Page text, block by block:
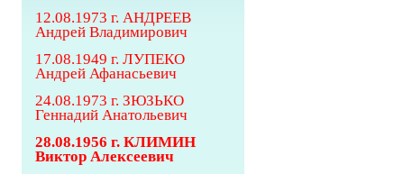
12.08.1973 г. АНДРЕЕВ
Андрей Владимирович
17.08.1949 г. ЛУПЕКО
Андрей Афанасьевич
24.08.1973 г. ЗЮЗЬКО
Геннадий Анатольевич
28.08.1956 г. КЛИМИН
Виктор Алексеевич